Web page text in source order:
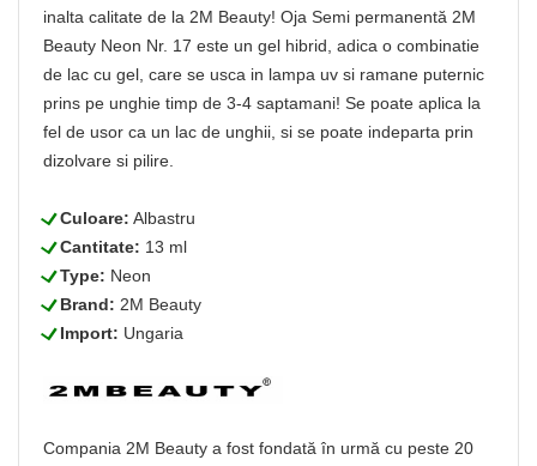
inalta calitate de la 2M Beauty! Oja Semi permanentă 2M
Beauty Neon Nr. 17 este un gel hibrid, adica o combinatie
de lac cu gel, care se usca in lampa uv si ramane puternic
prins pe unghie timp de 3-4 saptamani! Se poate aplica la
fel de usor ca un lac de unghii, si se poate indeparta prin
dizolvare si pilire.
LCuloare: Albastru
LCantitate: 13 ml
LType: Neon
LBrand: 2M Beauty
LImport: Ungaria
Compania 2M Beauty a fost fondată în urmă cu peste 20